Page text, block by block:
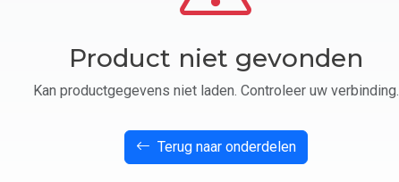
Product niet gevonden
Kan productgegevens niet laden. Controleer uw verbinding.
Terug naar onderdelen